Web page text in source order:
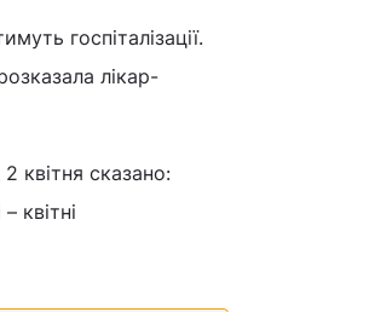
госпіталізації.
лікар-
квітня сказано:
квітні